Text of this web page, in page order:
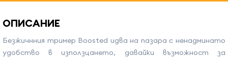
ОПИСАНИЕ
Безжичнния тример Boosted идва на пазара с ненадминато
удобство в използцането, давайки възможност за